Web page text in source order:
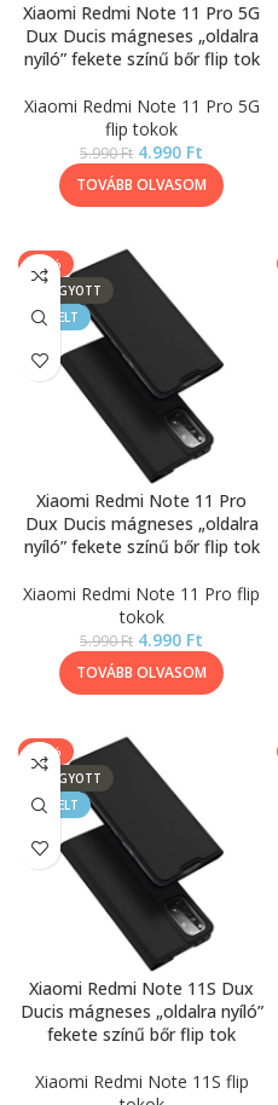
Xiaomi Redmi Note 11 Pro 5G
Dux Ducis mágneses „oldalra
nyíló” fekete színű bőr flip tok
Xiaomi Redmi Note 11 Pro 5G
flip tokok
5.990Ft 4.990 Ft
TOVÁBB OLVASOM
-17%
ELFOGYOTT
KIEMELT
Xiaomi Redmi Note 11 Pro
Dux Ducis mágneses „oldalra
nyíló” fekete színű bőr flip tok
Xiaomi Redmi Note 11 Pro flip
tokok
5.990Ft 4.990 Ft
TOVÁBB OLVASOM
-17%
ELFOGYOTT
KIEMELT
Xiaomi Redmi Note 11S Dux
Ducis mágneses „oldalra nyíló”
fekete színű bőr flip tok
Xiaomi Redmi Note 11S flip